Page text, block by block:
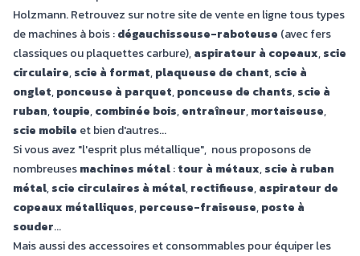
Holzmann. Retrouvez sur notre site de vente en ligne tous types
de machines à bois :dégauchisseuse-raboteuse (avec fers
classiques ou plaquettes carbure),aspirateur à copeaux,scie
circulaire,scie à format,plaqueuse de chant,scie à
onglet,ponceuse à parquet,ponceuse de chants,scie à
ruban,toupie,combinée bois,entraîneur,mortaiseuse,
scie mobile et bien d'autres...
Si vous avez "l'esprit plus métallique", nous proposons de
nombreusesmachines métal:tour à métaux,scie à ruban
métal,scie circulaires à métal,rectifieuse,aspirateur de
copeaux métalliques,perceuse-fraiseuse,poste à
souder...
Mais aussi des accessoires et consommables pour équiper les